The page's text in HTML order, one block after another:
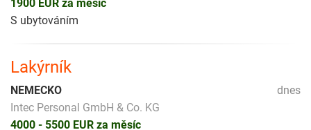
1900 EUR za měsíc
S ubytováním
Lakýrník
dnes
NEMECKO
Intec Personal GmbH & Co. KG
4000 - 5500 EUR za měsíc